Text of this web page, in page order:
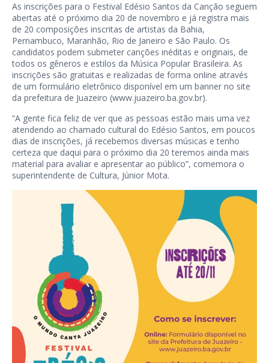
As inscrições para o Festival Edésio Santos da Canção seguem
abertas até o próximo dia 20 de novembro e já registra mais
de 20 composições inscritas de artistas da Bahia,
Pernambuco, Maranhão, Rio de Janeiro e São Paulo. Os
candidatos podem submeter canções inéditas e originais, de
todos os gêneros e estilos da Música Popular Brasileira. As
inscrições são gratuitas e realizadas de forma online através
de um formulário eletrônico disponível em um banner no site
da prefeitura de Juazeiro (www.juazeiro.ba.gov.br).
“A gente fica feliz de ver que as pessoas estão mais uma vez
atendendo ao chamado cultural do Edésio Santos, em poucos
dias de inscrições, já recebemos diversas músicas e tenho
certeza que daqui para o próximo dia 20 teremos ainda mais
material para avaliar e apresentar ao público”, comemora o
superintendente de Cultura, Júnior Mota.